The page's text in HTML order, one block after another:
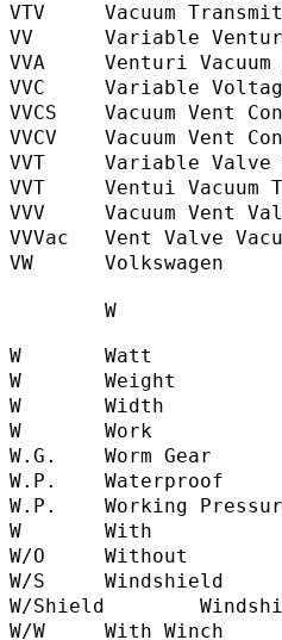
VTV     Vacuum
VV      Variable
VVA     Venturi
VVC     Variable
VVCS    Vacuum Vent
VVCV    Vacuum Vent
VVT     Variable
VVT     Ventui Vacuum
VVV     Vacuum
VVVac   Vent Valve
VW      Volkswagen
W       Watt
W       Weight
W       Width
W       Work
W.G.    Worm Gear
W.P.    Waterproof
W.P.    Working
W       With
W/O     Without
W/S     Windshield
W/Shield
W/W     With